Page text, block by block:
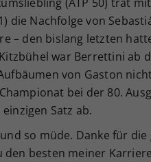
die Nachfolge von
– den bislang letzten
war Berrettini ab
von Gaston
bei der 80.
Satz ab.
so müde. Danke für
den besten meiner